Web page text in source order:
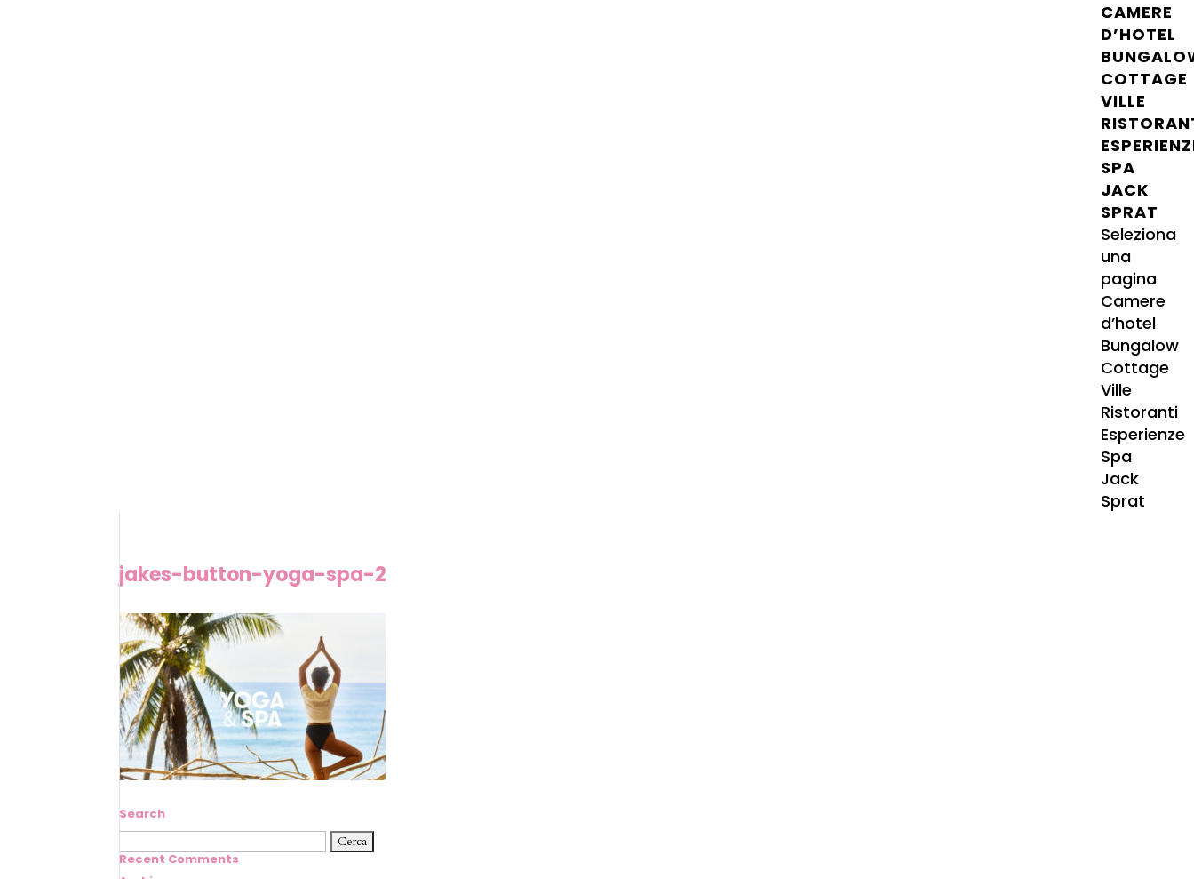
CAMERE
D’HOTEL
COTTAGE
VILLE
SPA
JACK
SPRAT
Seleziona
una
pagina
Camere
d’hotel
Bungalow
Cottage
Ville
Ristoranti
Esperienze
Spa
Jack
Sprat
jakes-button-yoga-spa-2
Search
Ricerca
per:
Recent Comments